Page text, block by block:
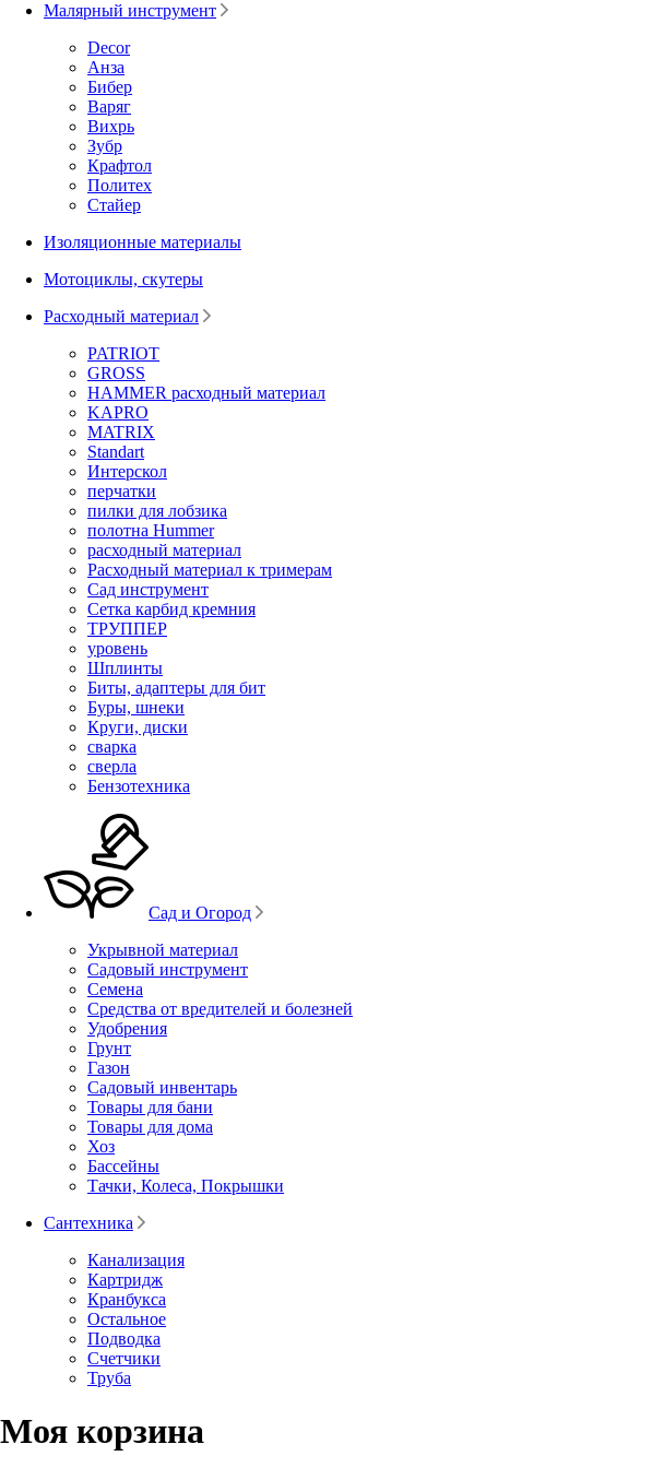
Малярный инструмент
Decor
Анза
Бибер
Варяг
Вихрь
Зубр
Крафтол
Политех
Стайер
Изоляционные материалы
Мотоциклы, скутеры
Расходный материал
PATRIOT
GROSS
HAMMER расходный материал
KAPRO
MATRIX
Standart
Интерскол
перчатки
пилки для лобзика
полотна Hummer
расходный материал
Расходный материал к тримерам
Сад инструмент
Сетка карбид кремния
ТРУППЕР
уровень
Шплинты
Биты, адаптеры для бит
Буры, шнеки
Круги, диски
сварка
сверла
Бензотехника
Сад и Огород
Укрывной материал
Садовый инструмент
Семена
Средства от вредителей и болезней
Удобрения
Грунт
Газон
Садовый инвентарь
Товары для бани
Товары для дома
Хоз
Бассейны
Тачки, Колеса, Покрышки
Сантехника
Канализация
Картридж
Кранбукса
Остальное
Подводка
Счетчики
Труба
Моя корзина